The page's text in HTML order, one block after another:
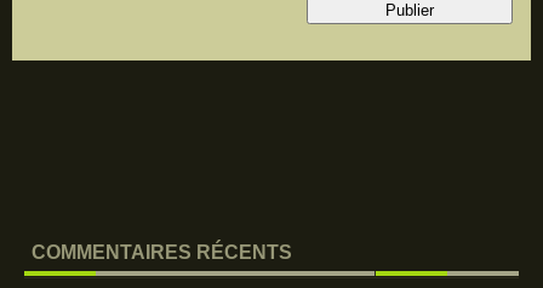
COMMENTAIRES RÉCENTS